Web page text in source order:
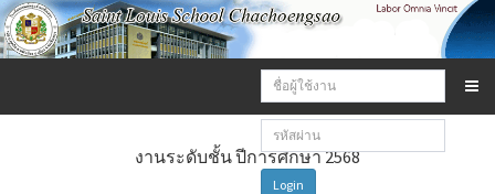
Email
address:
Password:
Login
งานระดับชั้น ปีการศึกษา 2568